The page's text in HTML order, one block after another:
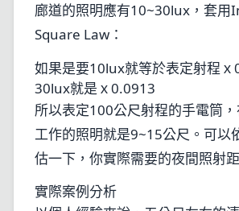
廊道的照明應有10~30lux，套用
Square Law：
如果是要10lux就等於表定射程ｘ
30lux就是ｘ0.0913
所以表定100公尺射程的手電筒
工作的照明就是9~15公尺。可以
估一下，你實際需要的夜間照射
實際案例分析